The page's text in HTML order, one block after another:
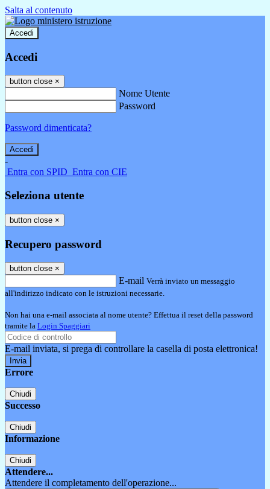
Salta al contenuto
Accedi
Accedi
button close ×
Nome Utente
Password
Password dimenticata?
-
Entra con SPID Entra con CIE
Seleziona utente
button close ×
Recupero password
button close ×
E-mail Verrà inviato un messaggio
all'indirizzo indicato con le istruzioni necessarie.
Non hai una e-mail associata al nome utente? Effettua il reset della password
tramite la Login Spaggiari
E-mail inviata, si prega di controllare la casella di posta elettronica!
Errore
Chiudi
Successo
Chiudi
Informazione
Chiudi
Attendere...
Attendere il completamento dell'operazione...